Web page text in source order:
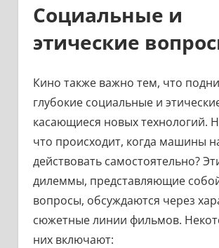
Социальные и
этические
Кино также важно тем, что
глубокие социальные и
касающиеся новых технологий.
что происходит, когда машины
действовать самостоятельно?
дилеммы, представляющие
вопросы, обсуждаются через
сюжетные линии фильмов.
них включают: